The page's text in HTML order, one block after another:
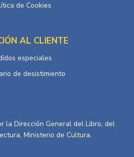
de Cookies
AL CLIENTE
especiales
de desistimiento
la Dirección General del Libro, del
Ministerio de Cultura.